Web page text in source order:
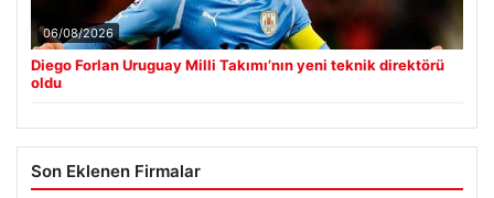
06/08/2026
Diego Forlan Uruguay Milli Takımı’nın yeni teknik direktörü
oldu
Son Eklenen Firmalar